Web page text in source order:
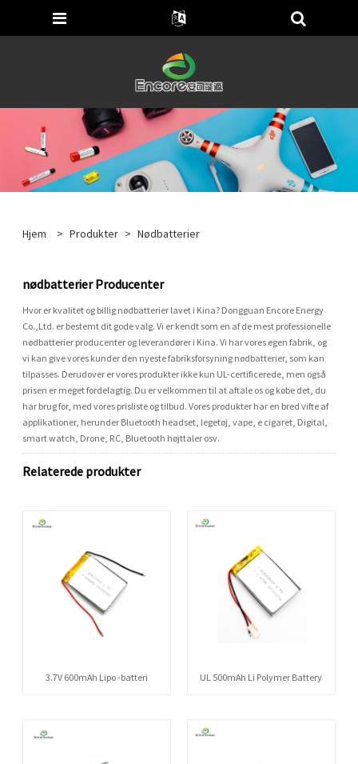
Hjem > Produkter > Nødbatterier
nødbatterier Producenter
Hvor er kvalitet og billig nødbatterier lavet i Kina? Dongguan Encore Energy
Co.,Ltd. er bestemt dit gode valg. Vi er kendt som en af ​​de mest professionelle
nødbatterier producenter og leverandører i Kina. Vi har vores egen fabrik, og
vi kan give vores kunder den nyeste fabriksforsyning nødbatterier, som kan
tilpasses. Derudover er vores produkter ikke kun UL-certificerede, men også
prisen er meget fordelagtig. Du er velkommen til at aftale os og købe det, du
har brug for, med vores prisliste og tilbud. Vores produkter har en bred vifte af
applikationer, herunder Bluetooth headset, legetøj, vape, e cigaret, Digital,
smart watch, Drone, RC, Bluetooth højttaler osv.
Relaterede produkter
3.7V 600mAh Lipo -batteri UL 500mAh Li Polymer Battery